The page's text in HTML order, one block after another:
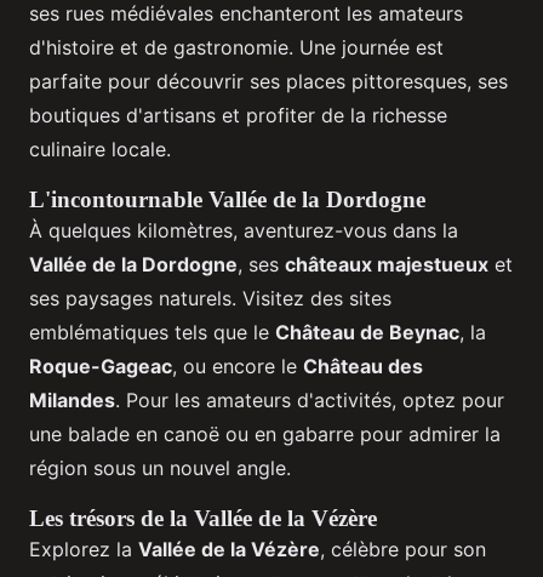
ses rues médiévales enchanteront les amateurs
d'histoire et de gastronomie. Une journée est
parfaite pour découvrir ses places pittoresques, ses
boutiques d'artisans et profiter de la richesse
culinaire locale.
L'incontournable Vallée de la Dordogne
À quelques kilomètres, aventurez-vous dans la
Vallée de la Dordogne, ses châteaux majestueux et
ses paysages naturels. Visitez des sites
emblématiques tels que le Château de Beynac, la
Roque-Gageac, ou encore le Château des
Milandes. Pour les amateurs d'activités, optez pour
une balade en canoë ou en gabarre pour admirer la
région sous un nouvel angle.
Les trésors de la Vallée de la Vézère
Explorez la Vallée de la Vézère, célèbre pour son